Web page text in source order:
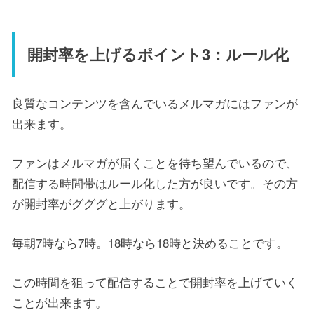
開封率を上げるポイント3：ルール化
良質なコンテンツを含んでいるメルマガにはファンが
出来ます。
ファンはメルマガが届くことを待ち望んでいるので、
配信する時間帯はルール化した方が良いです。その方
が開封率がグググと上がります。
毎朝7時なら7時。18時なら18時と決めることです。
この時間を狙って配信することで開封率を上げていく
ことが出来ます。